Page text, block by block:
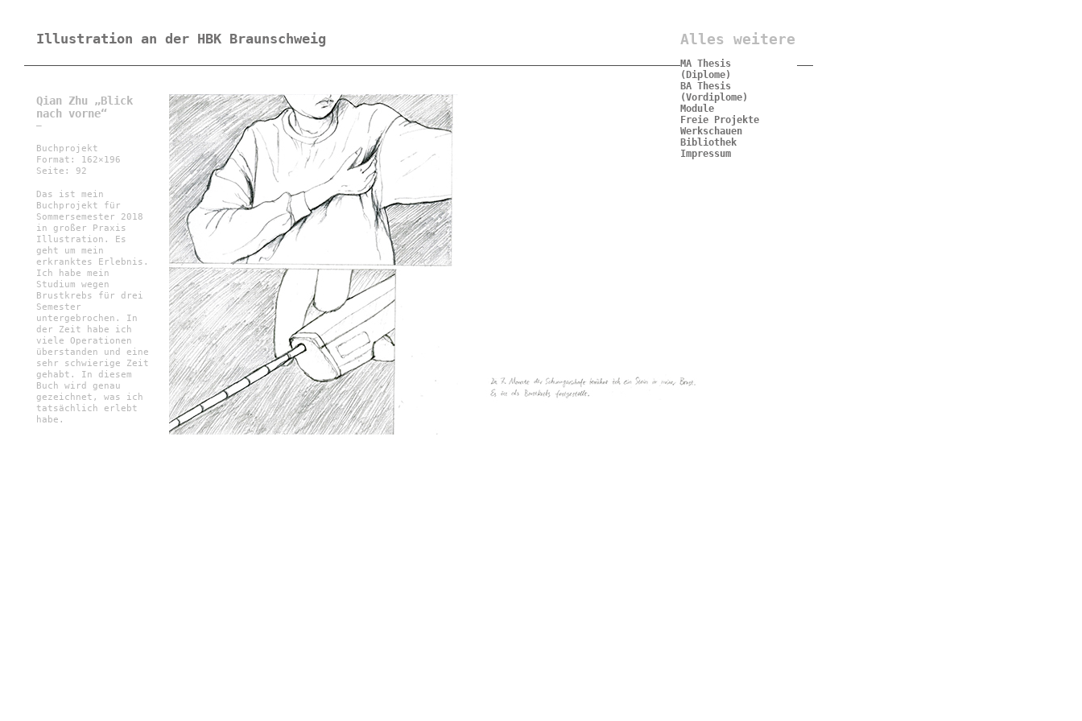
Illustration an der HBK Braunschweig Alles weitere
MA Thesis
(Diplome)
BA Thesis
(Vordiplome)
Module
Freie Projekte
Werkschauen
Bibliothek
Impressum
Qian Zhu „Blick
nach vorne“
—
Buchprojekt
Format: 162×196
Seite: 92
Das ist mein
Buchprojekt für
Sommersemester 2018
in großer Praxis
Illustration. Es
geht um mein
erkranktes Erlebnis.
Ich habe mein
Studium wegen
Brustkrebs für drei
Semester
untergebrochen. In
der Zeit habe ich
viele Operationen
überstanden und eine
sehr schwierige Zeit
gehabt. In diesem
Buch wird genau
gezeichnet, was ich
tatsächlich erlebt
habe.